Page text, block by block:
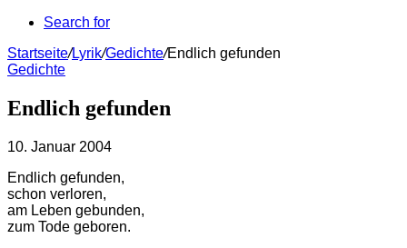
Search for
Startseite/Lyrik/Gedichte/Endlich gefunden
Gedichte
Endlich gefunden
10. Januar 2004
Endlich gefunden,
schon verloren,
am Leben gebunden,
zum Tode geboren.